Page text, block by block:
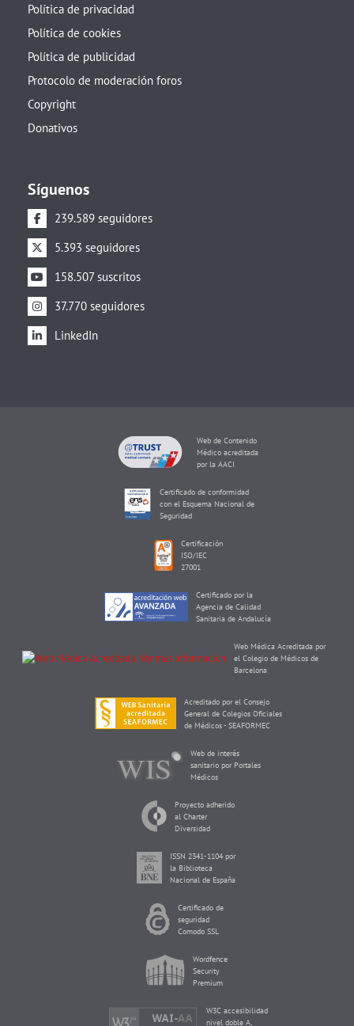
Política de privacidad
Política de cookies
Política de publicidad
Protocolo de moderación foros
Copyright
Donativos
Síguenos
239.589 seguidores
5.393 seguidores
158.507 suscritos
37.770 seguidores
LinkedIn
Web de Contenido
Médico acreditada
por la AACI
Certificado de conformidad
con el Esquema Nacional de
Seguridad
Certificación
ISO/IEC
27001
Certificado por la
Agencia de Calidad
Sanitaria de Andalucía
Web Médica Acreditada por
el Colegio de Médicos de
Barcelona
Acreditado por el Consejo
General de Colegios Oficiales
de Médicos - SEAFORMEC
Web de interés
sanitario por Portales
Médicos
Proyecto adherido
al Charter
Diversidad
ISSN 2341-1104 por
la Biblioteca
Nacional de España
Certificado de
seguridad
Comodo SSL
Wordfence
Security
Premium
W3C accesibilidad
nivel doble A,